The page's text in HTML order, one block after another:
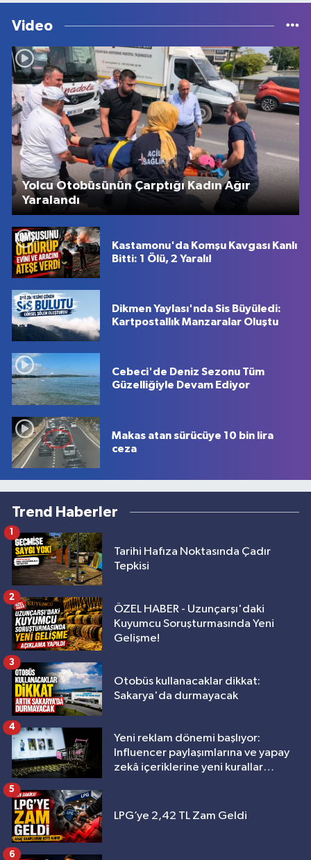
Video
Yolcu Otobüsünün Çarptığı Kadın Ağır
Yaralandı
Kastamonu'da Komşu Kavgası Kanlı
Bitti: 1 Ölü, 2 Yaralı!
Dikmen Yaylası'nda Sis Büyüledi:
Kartpostallık Manzaralar Oluştu
Cebeci'de Deniz Sezonu Tüm
Güzelliğiyle Devam Ediyor
Makas atan sürücüye 10 bin lira
ceza
Trend Haberler
Tarihi Hafıza Noktasında Çadır
Tepkisi
1
ÖZEL HABER - Uzunçarşı'daki
Kuyumcu Soruşturmasında Yeni
Gelişme!
2
Otobüs kullanacaklar dikkat:
Sakarya'da durmayacak
3
Yeni reklam dönemi başlıyor:
Influencer paylaşımlarına ve yapay
zekâ içeriklerine yeni kurallar
4
LPG’ye 2,42 TL Zam Geldi
5
6